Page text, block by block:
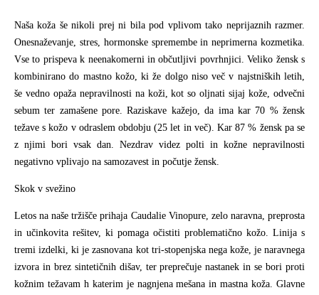
Naša koža še nikoli prej ni bila pod vplivom tako neprijaznih razmer.
Onesnaževanje, stres, hormonske spremembe in neprimerna kozmetika.
Vse to prispeva k neenakomerni in občutljivi povrhnjici. Veliko žensk s
kombinirano do mastno kožo, ki že dolgo niso več v najstniških letih,
še vedno opaža nepravilnosti na koži, kot so oljnati sijaj kože, odvečni
sebum ter zamašene pore. Raziskave kažejo, da ima kar 70 % žensk
težave s kožo v odraslem obdobju (25 let in več). Kar 87 % žensk pa se
z njimi bori vsak dan. Nezdrav videz polti in kožne nepravilnosti
negativno vplivajo na samozavest in počutje žensk.
Skok v svežino
Letos na naše tržišče prihaja Caudalie Vinopure, zelo naravna, preprosta
in učinkovita rešitev, ki pomaga očistiti problematično kožo. Linija s
tremi izdelki, ki je zasnovana kot tri-stopenjska nega kože, je naravnega
izvora in brez sintetičnih dišav, ter preprečuje nastanek in se bori proti
kožnim težavam h katerim je nagnjena mešana in mastna koža. Glavne